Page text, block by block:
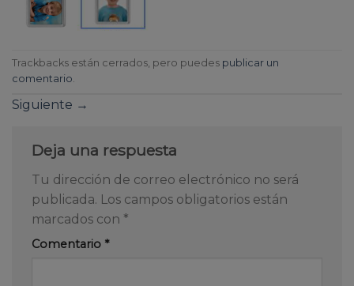
Trackbacks están cerrados, pero puedes publicar un
comentario.
Siguiente →
Deja una respuesta
Tu dirección de correo electrónico no será
publicada. Los campos obligatorios están
marcados con *
Comentario *